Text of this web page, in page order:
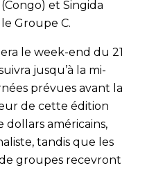
et Singida
Groupe C.
le week-end du 21
jusqu’à la mi-
prévues avant la
de cette édition
américains,
tandis que les
groupes recevront